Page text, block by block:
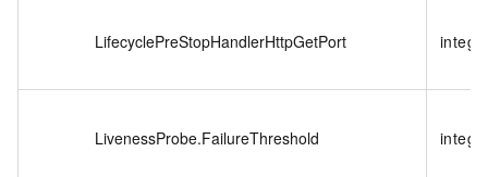
LifecyclePreStopHandlerHttpGetPort
LivenessProbe.FailureThreshold